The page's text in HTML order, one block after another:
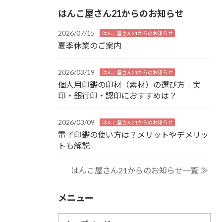
はんこ屋さん21からのお知らせ
2026/07/15 はんこ屋さん21からのお知らせ
夏季休業のご案内
2026/03/19 はんこ屋さん21からのお知らせ
個人用印鑑の印材（素材）の選び方｜実
印・銀行印・認印におすすめは？
2026/03/09 はんこ屋さん21からのお知らせ
電子印鑑の使い方は？メリットやデメリッ
トも解説
はんこ屋さん21からのお知らせ一覧 ≫
メニュー